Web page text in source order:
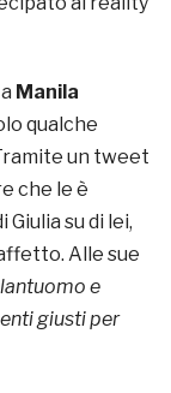
Manila
qualche
un tweet
che le è
su di lei,
Alle sue
e
giusti per